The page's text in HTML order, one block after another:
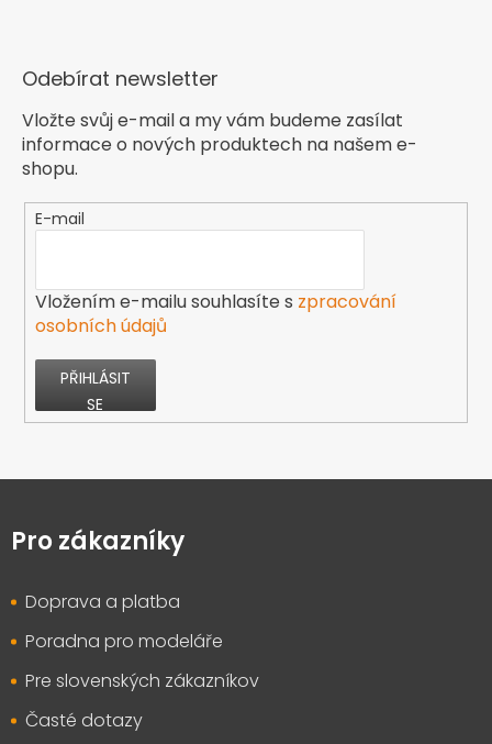
Odebírat newsletter
Vložte svůj e-mail a my vám budeme zasílat
informace o nových produktech na našem e-
shopu.
E-mail
Vložením e-mailu souhlasíte s zpracování
osobních údajů
PŘIHLÁSIT
SE
pPro zákazníky
Doprava a platba
Poradna pro modeláře
Pre slovenských zákazníkov
Časté dotazy